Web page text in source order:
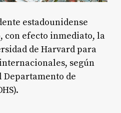
estadounidense
con efecto inmediato, la
de Harvard para
según
Departamento de
.